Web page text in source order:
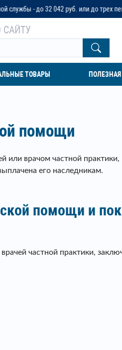
или до трех пенсионных окладов
САЙТУ
ТОВАРЫ
помощи
врачом частной
его наследникам.
помощи и
частной практики,